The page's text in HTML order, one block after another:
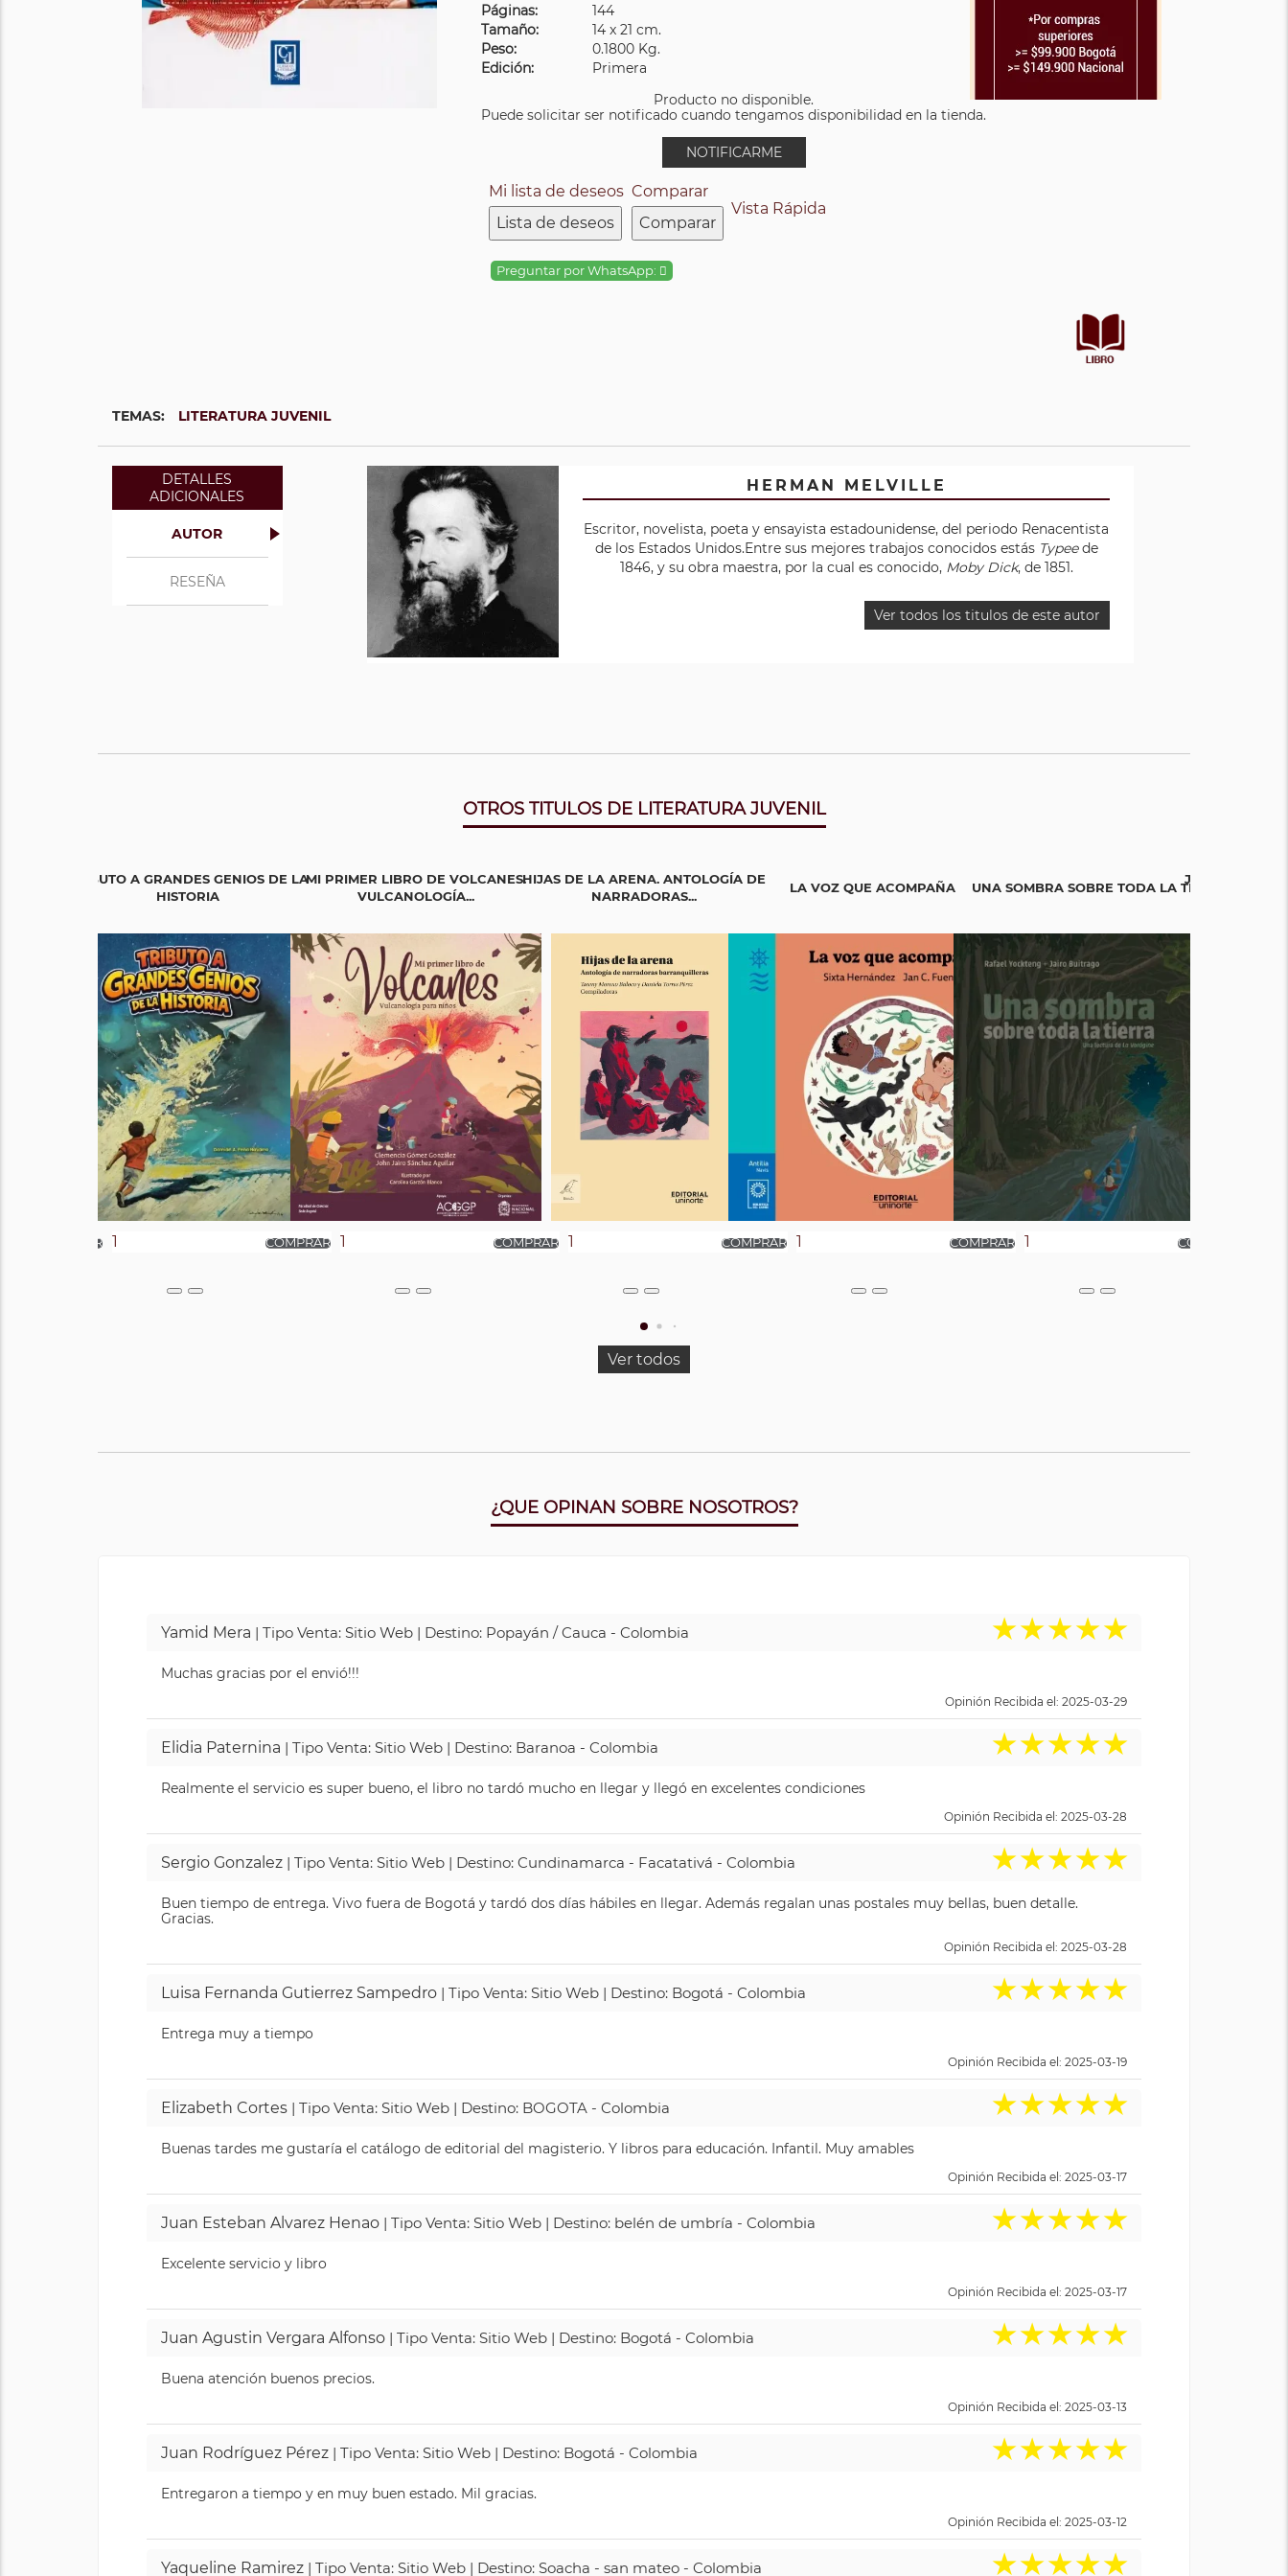
Páginas:
144
Tamaño:
14 x 21 cm.
Peso:
0.1800 Kg.
Edición:
Primera
Producto no disponible.
Puede solicitar ser notificado cuando tengamos disponibilidad en la tienda.
NOTIFICARME
Mi lista de deseos
Lista de deseos
Comparar
Comparar
Vista Rápida
Preguntar por WhatsApp:
TEMAS: LITERATURA JUVENIL
DETALLES
ADICIONALES
AUTOR
RESEÑA
HERMAN MELVILLE
Escritor, novelista, poeta y ensayista estadounidense, del periodo Renacentista
de los Estados Unidos.Entre sus mejores trabajos conocidos estás Typeede
1846, y su obra maestra, por la cual es conocido, Moby Dick, de 1851.
Ver todos los titulos de este autor
OTROS TITULOS DE LITERATURA JUVENIL
TRIBUTO A GRANDES GENIOS DE LA
HISTORIA
MI PRIMER LIBRO DE VOLCANES.
VULCANOLOGÍA...
HIJAS DE LA ARENA. ANTOLOGÍA DE
NARRADORAS...
LA VOZ QUE ACOMPAÑA UNA SOMBRA SOBRE TODA LA TIERRA
JAN LOOPER.
Ver todos
¿QUE OPINAN SOBRE NOSOTROS?
Yamid Mera | Tipo Venta: Sitio Web | Destino: Popayán / Cauca - Colombia ★★★★★
Muchas gracias por el envió!!!
Opinión Recibida el: 2025-03-29
Elidia Paternina | Tipo Venta: Sitio Web | Destino: Baranoa - Colombia ★★★★★
Realmente el servicio es super bueno, el libro no tardó mucho en llegar y llegó en excelentes condiciones
Opinión Recibida el: 2025-03-28
Sergio Gonzalez | Tipo Venta: Sitio Web | Destino: Cundinamarca - Facatativá - Colombia ★★★★★
Buen tiempo de entrega. Vivo fuera de Bogotá y tardó dos días hábiles en llegar. Además regalan unas postales muy bellas, buen detalle.
Gracias.
Opinión Recibida el: 2025-03-28
Luisa Fernanda Gutierrez Sampedro | Tipo Venta: Sitio Web | Destino: Bogotá - Colombia ★★★★★
Entrega muy a tiempo
Opinión Recibida el: 2025-03-19
Elizabeth Cortes | Tipo Venta: Sitio Web | Destino: BOGOTA - Colombia ★★★★★
Buenas tardes me gustaría el catálogo de editorial del magisterio. Y libros para educación. Infantil. Muy amables
Opinión Recibida el: 2025-03-17
Juan Esteban Alvarez Henao | Tipo Venta: Sitio Web | Destino: belén de umbría - Colombia ★★★★★
Excelente servicio y libro
Opinión Recibida el: 2025-03-17
Juan Agustin Vergara Alfonso | Tipo Venta: Sitio Web | Destino: Bogotá - Colombia ★★★★★
Buena atención buenos precios.
Opinión Recibida el: 2025-03-13
Juan Rodríguez Pérez | Tipo Venta: Sitio Web | Destino: Bogotá - Colombia ★★★★★
Entregaron a tiempo y en muy buen estado. Mil gracias.
Opinión Recibida el: 2025-03-12
Yaqueline Ramirez | Tipo Venta: Sitio Web | Destino: Soacha - san mateo - Colombia ★★★★★